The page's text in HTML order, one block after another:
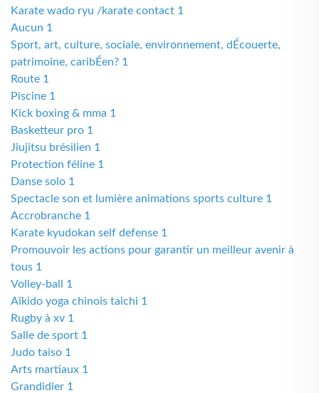
Karate wado ryu /karate contact 1
Aucun 1
Sport, art, culture, sociale, environnement, dÉcouerte,
patrimoine, caribÉen? 1
Route 1
Piscine 1
Kick boxing & mma 1
Basketteur pro 1
Jiujitsu brésilien 1
Protection féline 1
Danse solo 1
Spectacle son et lumière animations sports culture 1
Accrobranche 1
Karate kyudokan self defense 1
Promouvoir les actions pour garantir un meilleur avenir à
tous 1
Volley-ball 1
Aïkido yoga chinois taichi 1
Rugby à xv 1
Salle de sport 1
Judo taiso 1
Arts martiaux 1
Grandidier 1